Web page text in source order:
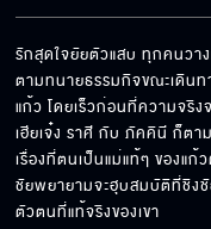
รักสุดใจยัยตัวแสบ ทุกคนวา
ตามทนายธรรมกิจขณะเดินท
แก้ว โดยเร็วก่อนที่ความจริง
เฮียเจ๋ง ราศี กับ ภัคคินี ก็ต
เรื่องที่ตนเป็นแม่แท้ๆ ของแก้
ชัยพยายามจะฮุบสมบัติที่ชิง
ตัวตนที่แท้จริงของเขา